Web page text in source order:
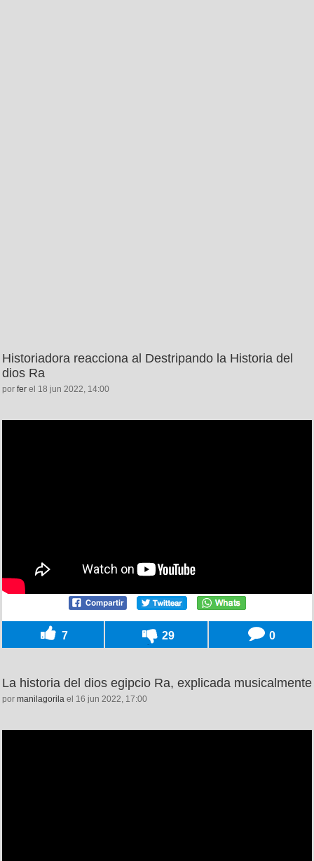
Historiadora reacciona al Destripando la Historia del
dios Ra
por fer el 18 jun 2022, 14:00
7 29 0
La historia del dios egipcio Ra, explicada musicalmente
por manilagorila el 16 jun 2022, 17:00